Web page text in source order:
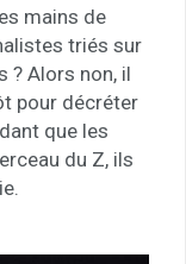
mains de
triés sur
? Alors non, il
pour décréter
que les
du Z, ils